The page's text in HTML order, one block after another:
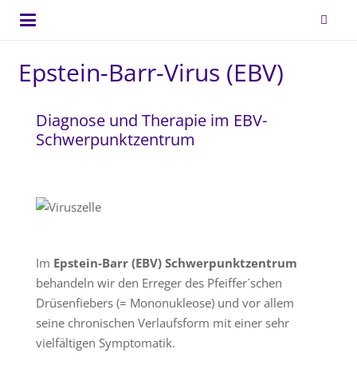
Epstein-Barr-Virus (EBV)
Diagnose und Therapie im EBV-
Schwerpunktzentrum
Im Epstein-Barr (EBV) Schwerpunktzentrum
behandeln wir den Erreger des Pfeiffer´schen
Drüsenfiebers (= Mononukleose) und vor allem
seine chronischen Verlaufsform mit einer sehr
vielfältigen Symptomatik.